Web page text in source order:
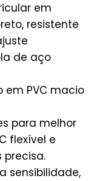
em
resistente
de aço
PVC macio
para melhor
flexível e
sensibilidade,